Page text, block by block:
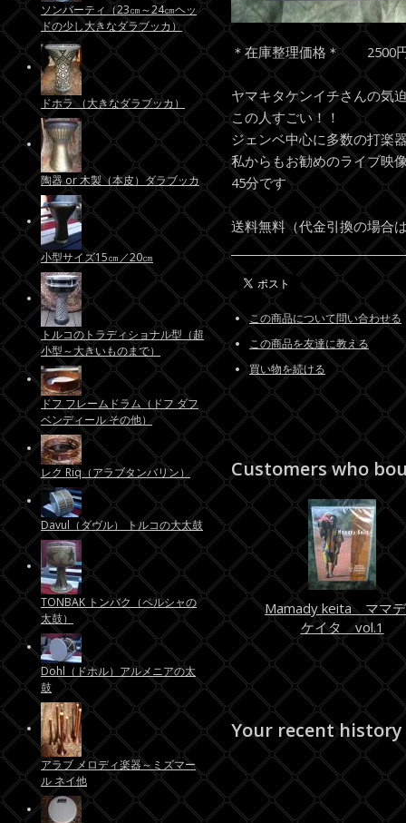
＊在庫整理価格＊ 2500
ヤマキタケンイチさんの気
この人すごい！！
ジェンベ中心に多数の打楽
私からもお勧めのライブ映
45分です
送料無料（代金引換の場合
この商品について問い合わせる
この商品を友達に教える
買い物を続ける
Customers who
Mamady keita ママ
ケイタ vol.1
Your recent history
ソンバーティ（23㎝～24㎝ヘッ
ドの少し大きなダラブッカ）
ドホラ （大きなダラブッカ）
陶器 or 木製（本皮）ダラブッカ
小型サイズ15㎝／20㎝
トルコのトラディショナル型（超
小型～大きいものまで）
ドフ フレームドラム（ドフ ダフ
ベンディール その他）
レク Riq（アラブタンバリン）
Davul（ダヴル） トルコの大太鼓
TONBAK トンバク（ペルシャの
太鼓）
Dohl（ドホル）アルメニアの太
鼓
アラブ メロディ楽器～ミズマー
ル ネイ他